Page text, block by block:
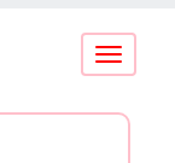
Conmutar